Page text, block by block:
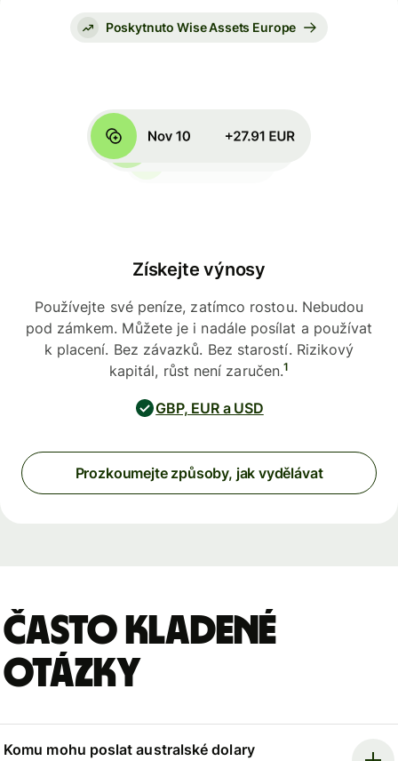
Poskytnuto Wise Assets Europe
Získejte výnosy
Používejte své peníze, zatímco rostou. Nebudou
pod zámkem. Můžete je i nadále posílat a používat
k placení. Bez závazků. Bez starostí. Rizikový
kapitál, růst není zaručen.1
GBP, EUR a USD
Prozkoumejte způsoby, jak vydělávat
Často kladené
otázky
Komu mohu poslat australské dolary